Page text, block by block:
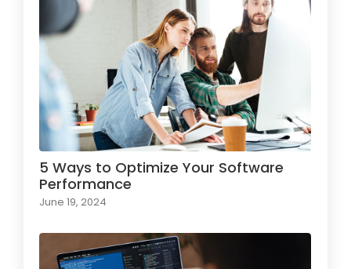
5 Ways to Optimize Your Software
Performance
June 19, 2024